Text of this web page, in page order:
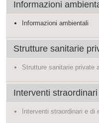
Informazioni
Informazioni ambientali
Strutture sanitarie
Strutture sanitarie private
Interventi
Interventi straordinari e di